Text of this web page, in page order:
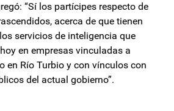
“Sí los partícipes respecto de
acerca de que tienen
servicios de inteligencia que
en empresas vinculadas a
en Río Turbio y con vínculos con
del actual gobierno”.